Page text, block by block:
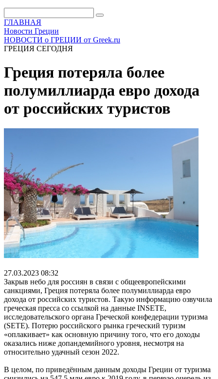
ГЛАВНАЯ
Новости Греции
НОВОСТИ о ГРЕЦИИ от Greek.ru
ГРЕЦИЯ СЕГОДНЯ
Греция потеряла более
полумиллиарда евро дохода
от российских туристов
27.03.2023 08:32
Закрыв небо для россиян в связи с общеевропейскими
санкциями, Греция потеряла более полумиллиарда евро
дохода от российских туристов. Такую информацию озвучила
греческая пресса со ссылкой на данные INSETE,
исследовательского органа Греческой конфедерации туризма
(SETE). Потерю российского рынка греческий туризм
«оплакивает» как основную причину того, что его доходы
оказались ниже допандемийного уровня, несмотря на
относительно удачный сезон 2022.
В целом, по приведённым данным доходы Греции от туризма